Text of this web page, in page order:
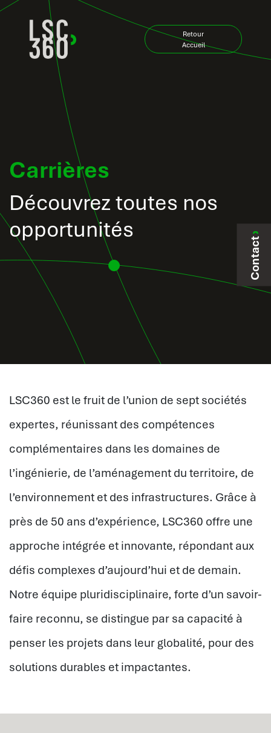
Zum Inhalt springen
Retour
Accueil
Carrières
Découvrez toutes nos
opportunités
Contact
LSC360 est le fruit de l’union de sept sociétés
expertes, réunissant des compétences
complémentaires dans les domaines de
l’ingénierie, de l’aménagement du territoire, de
l’environnement et des infrastructures. Grâce à
près de 50 ans d’expérience, LSC360 offre une
approche intégrée et innovante, répondant aux
défis complexes d’aujourd’hui et de demain.
Notre équipe pluridisciplinaire, forte d’un savoir-
faire reconnu, se distingue par sa capacité à
penser les projets dans leur globalité, pour des
solutions durables et impactantes.